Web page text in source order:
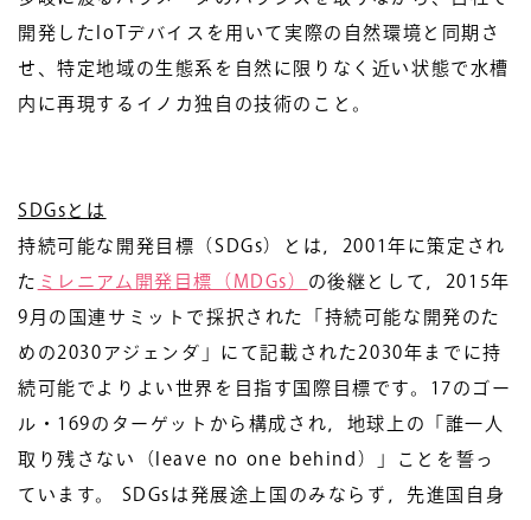
開発したIoTデバイスを用いて実際の自然環境と同期さ
せ、特定地域の生態系を自然に限りなく近い状態で水槽
内に再現するイノカ独自の技術のこと。
SDGs とは
持続可能な開発目標（SDGs）とは，2001年に策定され
た ミレニアム開発目標（MDGs） の後継として，2015年
9月の国連サミットで採択された「持続可能な開発のた
めの2030アジェンダ」にて記載された2030年までに持
続可能でよりよい世界を目指す国際目標です。17のゴー
ル・169のターゲットから構成され，地球上の「誰一人
取り残さない（leave no one behind）」ことを誓っ
ています。 SDGsは発展途上国のみならず，先進国自身